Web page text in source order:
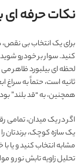
نکات حرفه ای
برای یک انتخاب بی نقص،
کنید. سوار بر خودرو
ثانیه است، حتماً به سراغ
همچنین، به “قد بلند”
اگر در یک میدان، تمامی
یک سازه کوچک، برندتان
مشابه انتخاب کنید و یا
تحلیل زاویه تابش نور و